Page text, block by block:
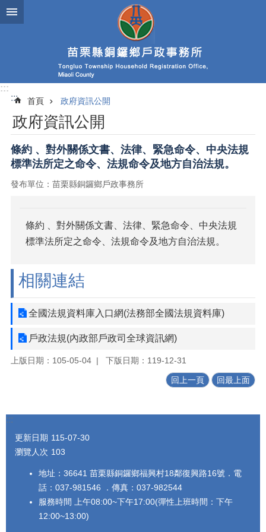
跳到主要內容區塊
:::
:::
首頁 政府資訊公開
政府資訊公開
條約 、對外關係文書、法律、緊急命令、中央法規
標準法所定之命令、法規命令及地方自治法規。
發布單位：苗栗縣銅鑼鄉戶政事務所
條約 、對外關係文書、法律、緊急命令、中央法規
標準法所定之命令、法規命令及地方自治法規。
相關連結
全國法規資料庫入口網(法務部全國法規資料庫)
戶政法規(內政部戶政司全球資訊網)
上版日期：105-05-04 下版日期：119-12-31
回上一頁 回最上面
:::
更新日期 115-07-30
瀏覽人次 103
地址：36641 苗栗縣銅鑼鄉福興村18鄰復興路16號．電
話：037-981546 ．傳真：037-982544
服務時間 上午08:00~下午17:00(彈性上班時間：下午
12:00~13:00)